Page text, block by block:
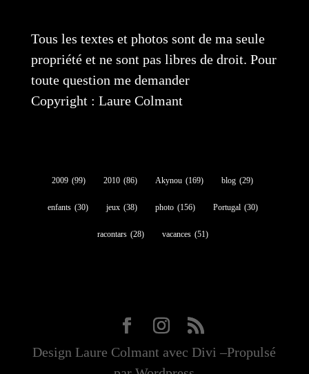
Tous les textes et photos sont de ma seule
propriété et ne sont pas libres de droit. Pour
toute question me demander
Copyright : Laure Colmant
2009 (99) 2010 (86) Akynou (169) blog (29)
enfants (30) jeux (38) photo (156) Portugal (30)
racontars (28) vacances (51)
Design Laure Colmant avec Divi –Propulsé